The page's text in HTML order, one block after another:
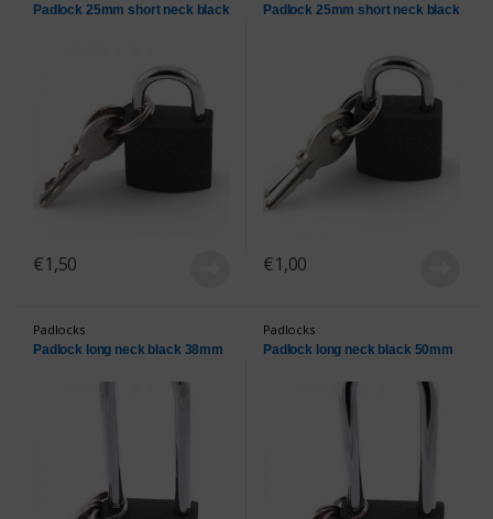
Padlock 25mm short neck black
€1,50
Padlock 25mm short neck black
€1,00
Padlocks
Padlock long neck black 38mm
Padlocks
Padlock long neck black 50mm